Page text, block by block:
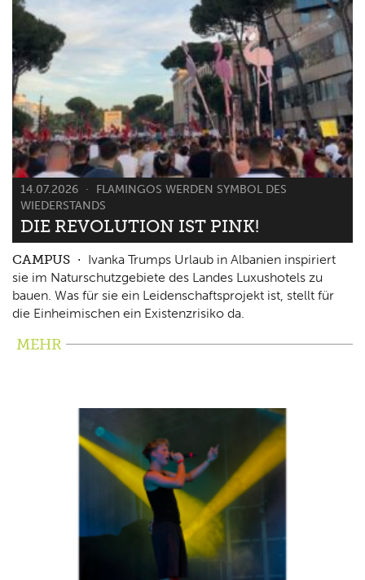
14.07.2026
FLAMINGOS WERDEN SYMBOL DES
WIEDERSTANDS
DIE REVOLUTION IST PINK!
CAMPUS
Ivanka Trumps Urlaub in Albanien inspiriert
sie im Naturschutzgebiete des Landes Luxushotels zu
bauen. Was für sie ein Leidenschaftsprojekt ist, stellt für
die Einheimischen ein Existenzrisiko da.
MEHR